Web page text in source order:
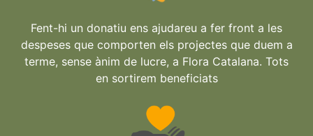
Fent-hi un donatiu ens ajudareu a fer front a les
despeses que comporten els projectes que duem a
terme, sense ànim de lucre, a Flora Catalana. Tots
en sortirem beneficiats